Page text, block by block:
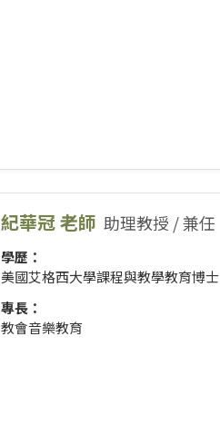
紀華冠 老師 助理教授 / 兼任
學歷：
美國艾格西大學課程與教學教育博士
專長：
教會音樂教育